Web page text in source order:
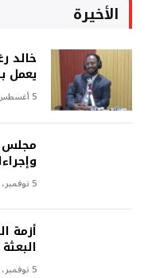
الأخيرة
يعمل
5 أغسطس، 2026
مجلس
5 نوفمبر، 2024
أزمة
5 نوفمبر، 2024